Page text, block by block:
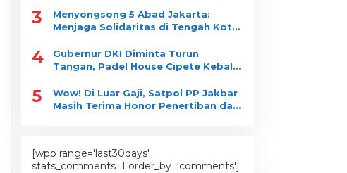
Satu Vendor
3
Menyongsong 5 Abad Jakarta:
Menjaga Solidaritas di Tengah Kota
4
Gubernur DKI Diminta Turun
Tangan, Padel House Cipete Kebal
5
Wow! Di Luar Gaji, Satpol PP Jakbar
Masih Terima Honor Penertiban dan
[wpp range='last30days'
stats_comments=1 order_by='comments']